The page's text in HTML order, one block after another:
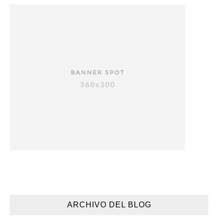
ARCHIVO DEL BLOG